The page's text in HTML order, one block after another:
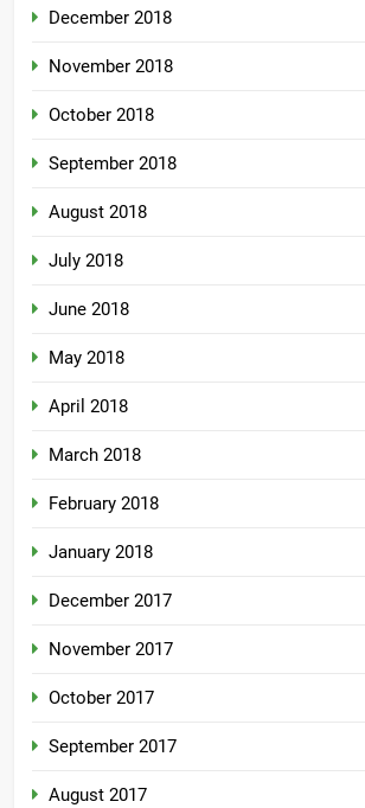
December 2018
November 2018
October 2018
September 2018
August 2018
July 2018
June 2018
May 2018
April 2018
March 2018
February 2018
January 2018
December 2017
November 2017
October 2017
September 2017
August 2017